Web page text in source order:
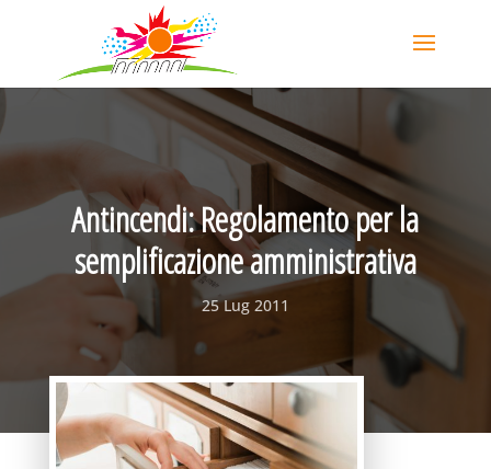
Antincendi: Regolamento per la
semplificazione amministrativa
25 Lug 2011